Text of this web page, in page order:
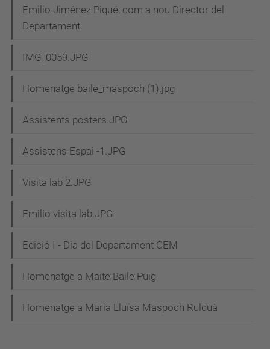
Emilio Jiménez Piqué, com a nou Director del
Departament.
IMG_0059.JPG
Homenatge baile_maspoch (1).jpg
Assistents posters.JPG
Assistens Espai -1.JPG
Visita lab 2.JPG
Emilio visita lab.JPG
Edició I - Dia del Departament CEM
Homenatge a Maite Baile Puig
Homenatge a Maria Lluïsa Maspoch Rulduà